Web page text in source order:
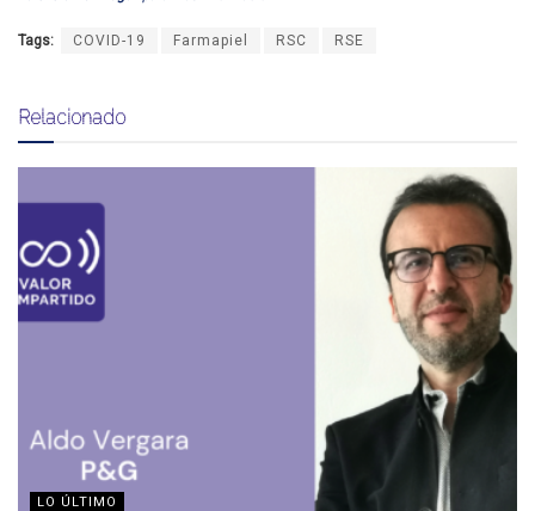
Tags: COVID-19 Farmapiel RSC RSE
Relacionado
LO ÚLTIMO